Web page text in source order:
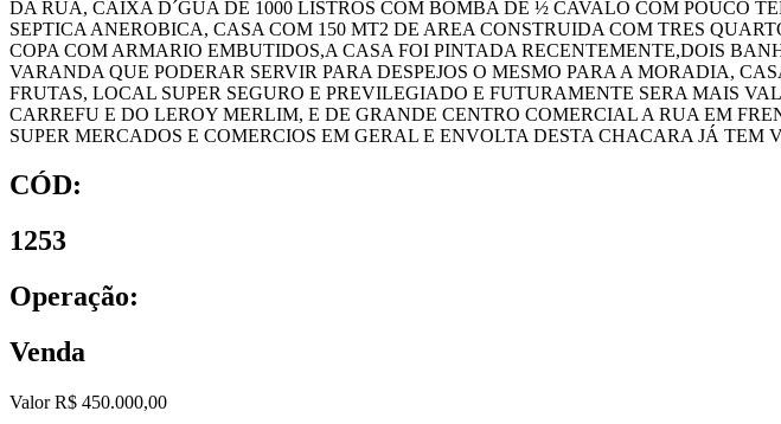
DA RUA, CAIXA D´GUA DE 1000 LISTROS COM BOMBA DE ½ CAVALO COM POUCO
SEPTICA ANEROBICA, CASA COM 150 MT2 DE AREA CONSTRUIDA COM TRES
COPA COM ARMARIO EMBUTIDOS,A CASA FOI PINTADA RECENTEMENTE,DOIS
VARANDA QUE PODERAR SERVIR PARA DESPEJOS O MESMO PARA A MORADIA,
FRUTAS, LOCAL SUPER SEGURO E PREVILEGIADO E FUTURAMENTE SERA MAIS
CARREFU E DO LEROY MERLIM, E DE GRANDE CENTRO COMERCIAL A RUA EM
SUPER MERCADOS E COMERCIOS EM GERAL E ENVOLTA DESTA CHACARA JÁ
CÓD:
1253
Operação:
Venda
Valor R$ 450.000,00